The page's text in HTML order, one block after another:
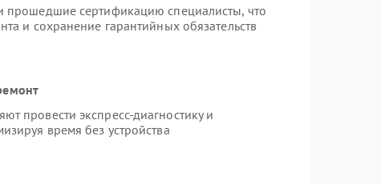
прошедшие сертификацию специалисты, что
и сохранение гарантийных обязательств
провести экспресс-диагностику и
время без устройства